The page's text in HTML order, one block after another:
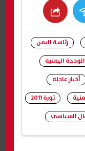
شارك
رئاسة اليمن
الوحدة اليمنية
أخبار عاجلة
ثورة 2011
السياسي